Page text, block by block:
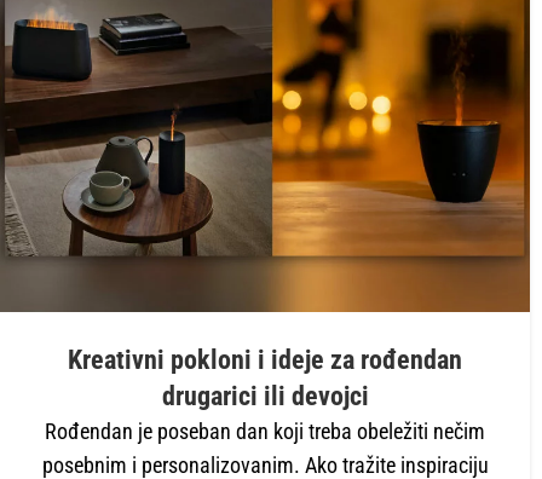
Kreativni pokloni i ideje za rođendan
drugarici ili devojci
Rođendan je poseban dan koji treba obeležiti nečim
posebnim i personalizovanim. Ako tražite inspiraciju